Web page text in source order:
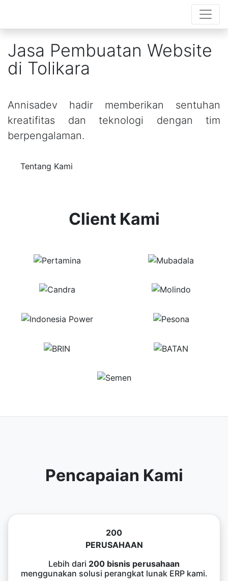
Jasa Pembuatan Website
di Tolikara
Annisadev hadir memberikan sentuhan
kreatifitas dan teknologi dengan tim
berpengalaman.
Tentang Kami
Client Kami
Pencapaian Kami
200
PERUSAHAAN
Lebih dari 200 bisnis perusahaan
menggunakan solusi perangkat lunak ERP kami.